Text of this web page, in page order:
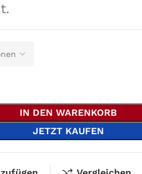
IN DEN WARENKORB
JETZT KAUFEN